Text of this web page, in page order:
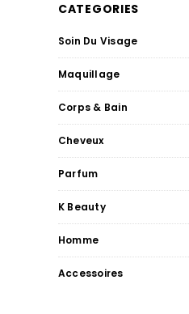
CATEGORIES
Soin Du Visage
Maquillage
Corps & Bain
Cheveux
Parfum
K Beauty
Homme
Accessoires